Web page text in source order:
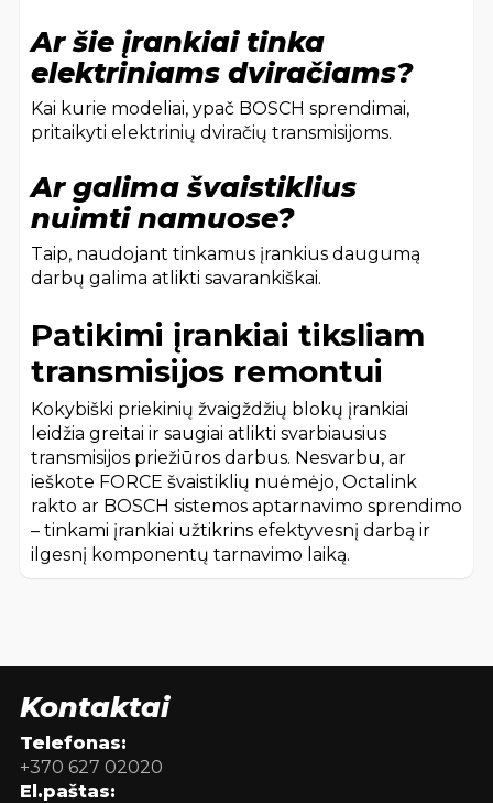
Ar šie įrankiai tinka
elektriniams dviračiams?
Kai kurie modeliai, ypač BOSCH sprendimai,
pritaikyti elektrinių dviračių transmisijoms.
Ar galima švaistiklius
nuimti namuose?
Taip, naudojant tinkamus įrankius daugumą
darbų galima atlikti savarankiškai.
Patikimi įrankiai tiksliam
transmisijos remontui
Kokybiški priekinių žvaigždžių blokų įrankiai
leidžia greitai ir saugiai atlikti svarbiausius
transmisijos priežiūros darbus. Nesvarbu, ar
ieškote FORCE švaistiklių nuėmėjo, Octalink
rakto ar BOSCH sistemos aptarnavimo sprendimo
– tinkami įrankiai užtikrins efektyvesnį darbą ir
ilgesnį komponentų tarnavimo laiką.
Kontaktai
Telefonas:
+370 627 02020
El.paštas: